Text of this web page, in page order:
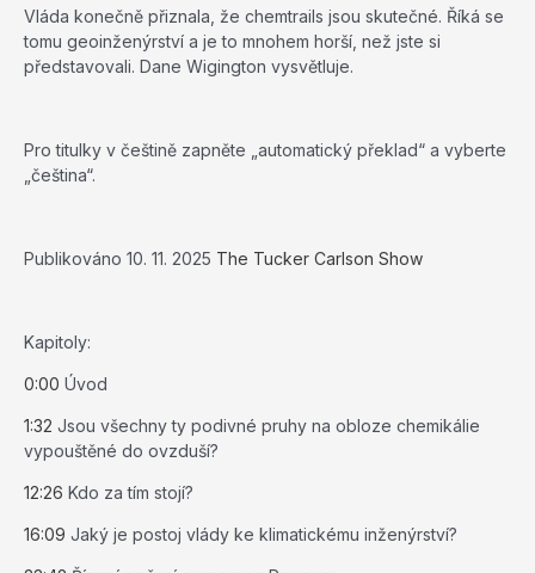
Vláda konečně přiznala, že chemtrails jsou skutečné. Říká se
tomu geoinženýrství a je to mnohem horší, než jste si
představovali. Dane Wigington vysvětluje.
Pro titulky v češtině zapněte „automatický překlad“ a vyberte
„čeština“.
Publikováno 10. 11. 2025 The Tucker Carlson Show
Kapitoly:
0:00 Úvod
1:32 Jsou všechny ty podivné pruhy na obloze chemikálie
vypouštěné do ovzduší?
12:26 Kdo za tím stojí?
16:09 Jaký je postoj vlády ke klimatickému inženýrství?